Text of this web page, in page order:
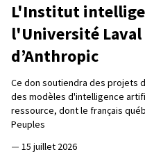
L'Institut
l'Université
d’Anthropic
Ce don soutiendra des projets
des modèles d'intelligence
ressource, dont le français
Peuples
— 15 juillet 2026